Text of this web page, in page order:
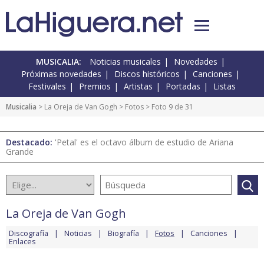
MUSICALIA: Noticias musicales
Novedades
Próximas novedades
Discos históricos
Canciones
Festivales
Premios Artistas Portadas Listas
Musicalia > La Oreja de Van Gogh > Fotos > Foto 9 de 31
Destacado: 'Petal' es el octavo álbum de estudio de Ariana
Grande
La Oreja de Van Gogh
Discografía Noticias Biografía Fotos Canciones
Enlaces